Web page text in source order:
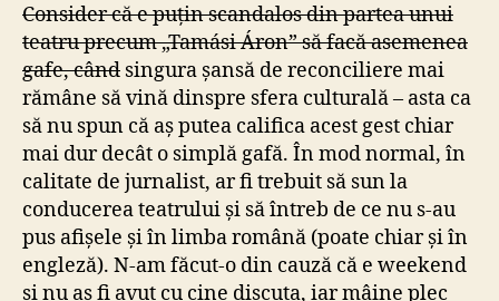
Consider că e puțin scandalos din partea unui
teatru precum „Tamási Áron” să facă asemenea
gafe, când singura șansă de reconciliere mai
rămâne să vină dinspre sfera culturală – asta ca
să nu spun că aș putea califica acest gest chiar
mai dur decât o simplă gafă. În mod normal, în
calitate de jurnalist, ar fi trebuit să sun la
conducerea teatrului și să întreb de ce nu s-au
pus afișele și în limba română (poate chiar și în
engleză). N-am făcut-o din cauză că e weekend
și nu aș fi avut cu cine discuta, iar mâine plec